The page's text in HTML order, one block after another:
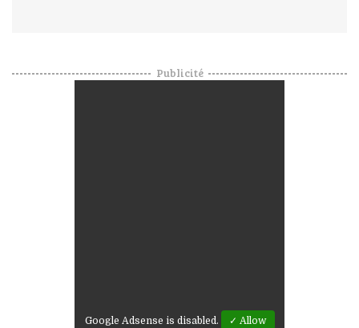
Publicité
Google Adsense is disabled. ✓ Allow